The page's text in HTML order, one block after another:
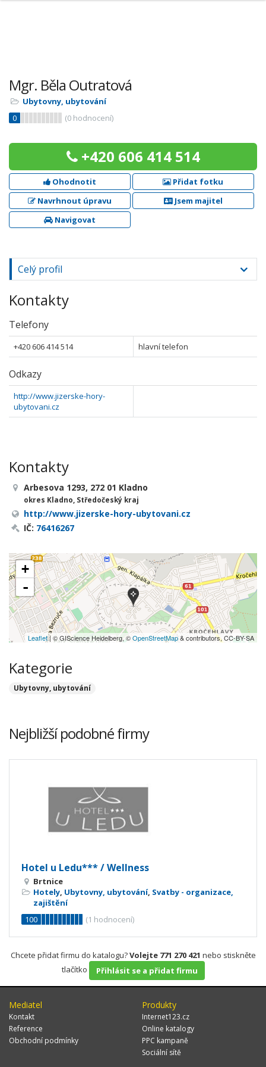
Mgr. Běla Outratová
Ubytovny, ubytování
0
(0 hodnocení)
+420 606 414 514
Ohodnotit
Přidat fotku
Navrhnout úpravu
Jsem majitel
Navigovat
Celý profil
Kontakty
Telefony
+420 606 414 514 hlavní telefon
Odkazy
http://www.jizerske-hory-
ubytovani.cz
Kontakty
Arbesova 1293, 272 01 Kladno
okres Kladno, Středočeský kraj
http://www.jizerske-hory-ubytovani.cz
IČ: 76416267
+
-
Leaflet| © GIScience Heidelberg, ©OpenStreetMap& contributors, CC-BY-SA
Kategorie
Ubytovny, ubytování
Nejbližší podobné firmy
Hotel u Ledu*** / Wellness
Brtnice
Hotely, Ubytovny, ubytování, Svatby - organizace,
zajištění
100
(1 hodnocení)
Chcete přidat firmu do katalogu?Volejte 771 270 421 nebo stiskněte
tlačítko
Přihlásit se a přidat firmu
Mediatel
Kontakt
Reference
Obchodní podmínky
Produkty
Internet123.cz
Online katalogy
PPC kampaně
Sociální sítě